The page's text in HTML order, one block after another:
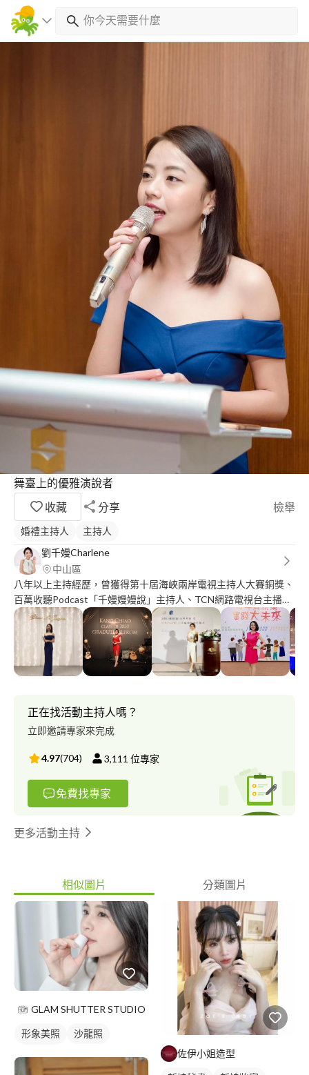
舞臺上的優雅演說者
收藏
分享 檢舉
婚禮主持人
主持人
劉千嫚Charlene
中山區
八年以上主持經歷，曾獲得第十屆海峽兩岸電視主持人大賽銅獎、
百萬收聽Podcast「千嫚嫚嫚說」主持人、TCN網路電視台主播、
結婚吧專欄作家，台灣首檔職人表達電視節目誰語爭鋒前16強。欲
了解更多，歡迎Google搜尋「專業主持人劉千嫚」 即可進入個人
作品網站。
正在找活動主持人嗎？
立即邀請專家來完成
4.97(704) 3,111 位專家
免費找專家
更多活動主持
相似圖片 分類圖片
GLAM SHUTTER STUDIO
形象美照
沙龍照
佐伊小姐造型